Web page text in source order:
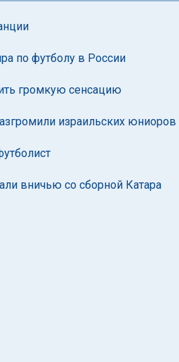
по футболу в России
громкую сенсацию
израильских юниоров
вничью со сборной Катара